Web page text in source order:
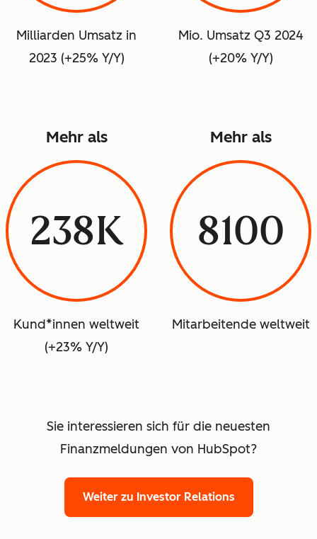
Milliarden Umsatz in
2023 (+25% Y/Y)
Mio. Umsatz Q3 2024
(+20% Y/Y)
Mehr als
238K
Kund*innen weltweit
(+23% Y/Y)
Mehr als
8100
Mitarbeitende weltweit
Sie interessieren sich für die neuesten
Finanzmeldungen von HubSpot?
Weiter zu Investor Relations